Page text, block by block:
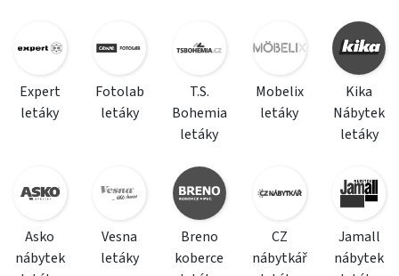
Expert
letáky
Fotolab
letáky
T.S.
Bohemia
letáky
Mobelix
letáky
Kika
Nábytek
letáky
Asko
nábytek
Vesna
letáky
Breno
koberce
CZ
nábytkář
Jamall
nábytek